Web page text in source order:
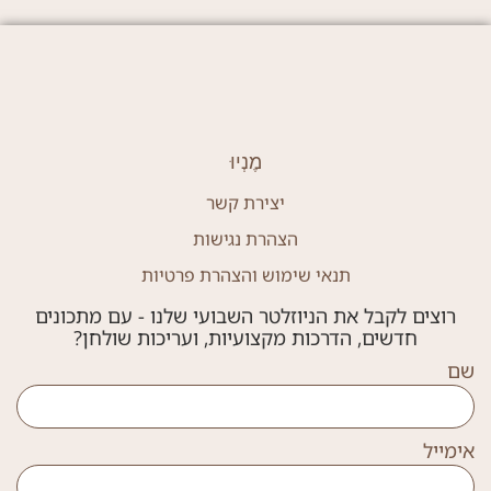
מֶנְיוּ
יצירת קשר
הצהרת נגישות
תנאי שימוש והצהרת פרטיות
רוצים לקבל את הניוזלטר השבועי שלנו - עם מתכונים
חדשים, הדרכות מקצועיות, ועריכות שולחן?
שם
אימייל